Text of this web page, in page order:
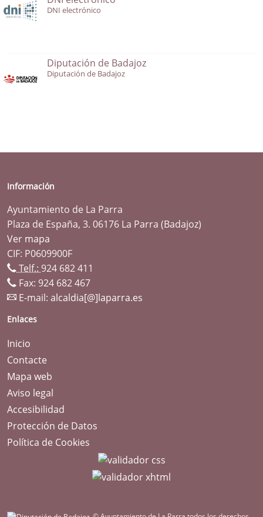
DNI electrónico
Diputación de Badajoz
Diputación de Badajoz
Información
Ayuntamiento de La Parra
Plaza de España, 3. 06176 La Parra (Badajoz)
Ver mapa
CIF: P0609900F
Telf.: 924 682 411
Fax: 924 682 467
E-mail: alcaldia[@]laparra.es
Enlaces
Inicio
Contacte
Mapa web
Aviso legal
Accesibilidad
Protección de Datos
Política de Cookies